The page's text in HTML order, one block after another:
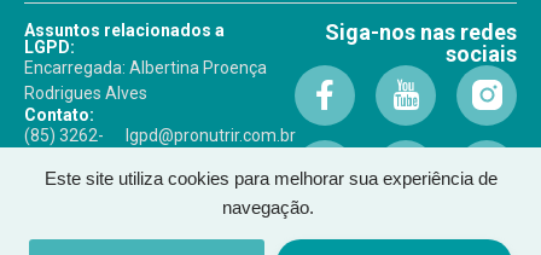
Este site utiliza cookies para melhorar sua experiência de
navegação.
Assuntos relacionados a
LGPD:
Encarregada: Albertina Proença
Rodrigues Alves
Contato:
(85) 3262-
lgpd@pronutrir.com.br
Siga-nos nas redes
sociais